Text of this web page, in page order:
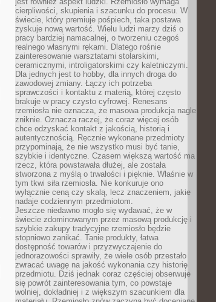
cierpliwości, skupienia i szacunku do procesu. W
świecie, który premiuje pośpiech, taka postawa
zyskuje nową wartość. Wielu ludzi marzy dziś o
pracy bardziej namacalnej, o tworzeniu czegoś
realnego własnymi rękami. Dlatego rośnie
zainteresowanie warsztatami stolarskimi,
ceramicznymi, introligatorskimi czy kaletniczymi.
Dla jednych jest to hobby, dla innych droga do
zawodowej zmiany. Łączy ich potrzeba
sprawczości i kontaktu z materią, której często
brakuje w pracy czysto cyfrowej. Renesans
rzemiosła nie oznacza, że masowa produkcja nagle
zniknie. Oznacza raczej, że coraz więcej osób
chce odzyskać kontakt z jakością, historią i
autentycznością. Ręcznie wykonane przedmioty
przypominają, że nie wszystko musi być tanie,
szybkie i identyczne. Czasem większą wartość ma
rzecz, która powstawała dłużej, ale została
stworzona z myślą o trwałości i pięknie. Właśnie w
tym tkwi siła rzemiosła. Nie konkuruje ono
wyłącznie ceną czy skalą, lecz znaczeniem, jakie
nadaje codziennym przedmiotom.
Jeszcze niedawno mogło się wydawać, że w
świecie zdominowanym przez masową produkcję i
szybkie zakupy tradycyjne rzemiosło będzie
stopniowo zanikać. Tanie produkty, łatwa
dostępność towarów i przyzwyczajenie do
jednorazowości sprawiły, że wiele osób przestało
zwracać uwagę na jakość wykonania czy historię
przedmiotu. Dziś jednak coraz częściej obserwuje
się powrót zainteresowania tym, co powstaje
wolniej, dokładniej i z większym szacunkiem dla